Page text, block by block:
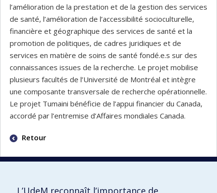
l’amélioration de la prestation et de la gestion des services
de santé, l’amélioration de l’accessibilité socioculturelle,
financière et géographique des services de santé et la
promotion de politiques, de cadres juridiques et de
services en matière de soins de santé fondé.e.s sur des
connaissances issues de la recherche. Le projet mobilise
plusieurs facultés de l’Université de Montréal et intègre
une composante transversale de recherche opérationnelle.
Le projet Tumaini bénéficie de l’appui financier du Canada,
accordé par l’entremise d’Affaires mondiales Canada.
Retour
L’UdeM reconnaît l’importance de